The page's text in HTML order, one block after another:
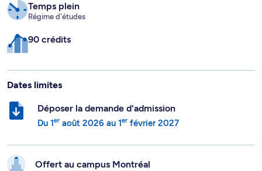
Temps plein
Régime d'études
90 crédits
Dates limites
Déposer la demande d'admission
Du 1er août 2026 au 1er février 2027
Offert au campus Montréal